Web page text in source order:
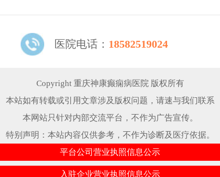
医院电话： 18582519024
Copyright 重庆神康癫痫病医院 版权所有
本站如有转载或引用文章涉及版权问题，请速与我们联系
本网站只针对内部交流平台，不作为广告宣传。
特别声明：本站内容仅供参考，不作为诊断及医疗依据。
平台公司营业执照信息公示
入驻企业营业执照信息公示